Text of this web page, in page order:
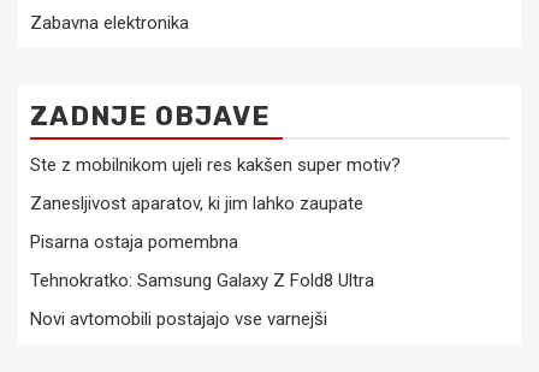
Zabavna elektronika
ZADNJE OBJAVE
Ste z mobilnikom ujeli res kakšen super motiv?
Zanesljivost aparatov, ki jim lahko zaupate
Pisarna ostaja pomembna
Tehnokratko: Samsung Galaxy Z Fold8 Ultra
Novi avtomobili postajajo vse varnejši